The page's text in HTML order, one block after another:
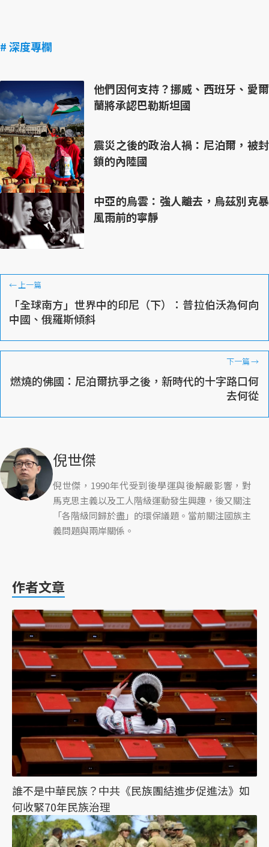
# 深度專欄
他們因何支持？挪威、西班牙、愛爾
蘭將承認巴勒斯坦國
震災之後的政治人禍：尼泊爾，被封
鎖的內陸國
中亞的烏雲：強人離去，烏茲別克暴
風雨前的寧靜
← 上一篇
「全球南方」世界中的印尼（下）：普拉伯沃為何向
中國、俄羅斯傾斜
下一篇→
燃燒的佛國：尼泊爾抗爭之後，新時代的十字路口何
去何從
倪世傑
倪世傑，1990年代受到後學運與後解嚴影響，對
馬克思主義以及工人階級運動發生興趣，後又關注
「各階級同歸於盡」的環保議題。當前關注國族主
義問題與兩岸關係。
作者文章
誰不是中華民族？中共《民族團結進步促進法》如
何收緊70年民族治理